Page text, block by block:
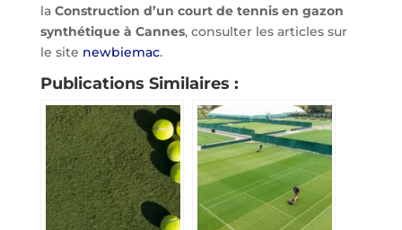
la Construction d’un court de tennis en gazon
synthétique à Cannes, consulter les articles sur
le site newbiemac.
Publications Similaires :